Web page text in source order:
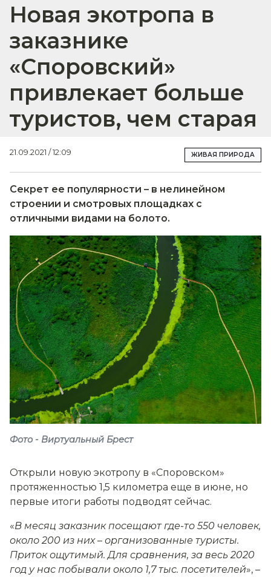
Новая экотропа в
заказнике
«Споровский»
привлекает больше
туристов, чем старая
21.09.2021 / 12:09 ЖИВАЯ ПРИРОДА
Секрет ее популярности – в нелинейном
строении и смотровых площадках с
отличными видами на болото.
Фото - Виртуальный Брест
Открыли новую экотропу в «Споровском»
протяженностью 1,5 километра еще в июне, но
первые итоги работы подводят сейчас.
«В месяц заказник посещают где-то 550 человек,
около 200 из них– организованные туристы.
Приток ощутимый. Для сравнения, за весь 2020
год у нас побывали около 1,7 тыс. посетителей», –